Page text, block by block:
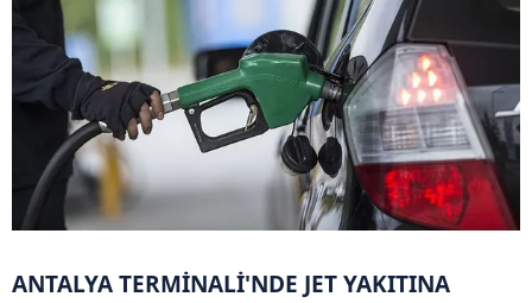
ANTALYA TERMİNALİ'NDE JET YAKITINA